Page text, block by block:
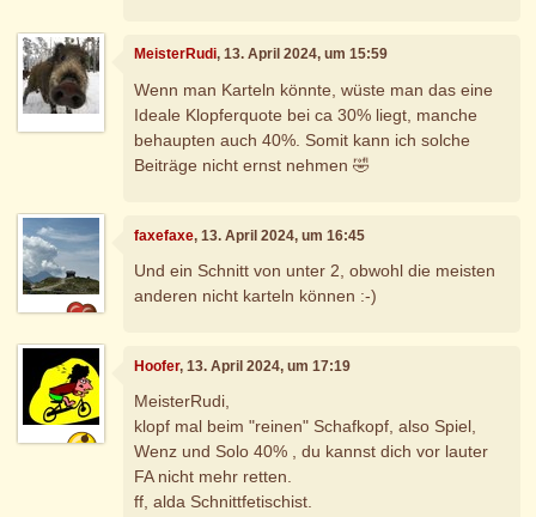
MeisterRudi, 13. April 2024, um 15:59
Wenn man Karteln könnte, wüste man das eine
Ideale Klopferquote bei ca 30% liegt, manche
behaupten auch 40%. Somit kann ich solche
Beiträge nicht ernst nehmen 🤣
faxefaxe, 13. April 2024, um 16:45
Und ein Schnitt von unter 2, obwohl die meisten
anderen nicht karteln können :-)
Hoofer, 13. April 2024, um 17:19
MeisterRudi,
klopf mal beim "reinen" Schafkopf, also Spiel,
Wenz und Solo 40% , du kannst dich vor lauter
FA nicht mehr retten.
ff, alda Schnittfetischist.